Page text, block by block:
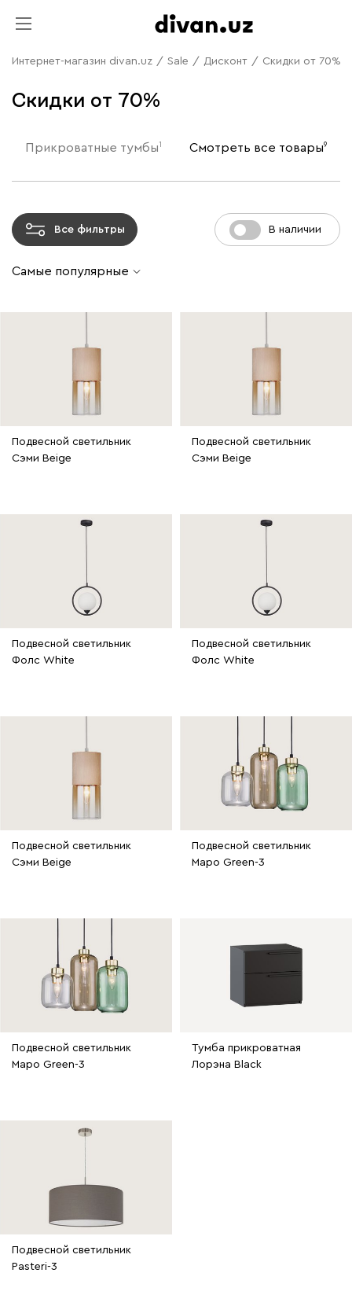
Интернет-магазин divan.uz / Sale / Дисконт / Скидки от 70%
Скидки от 70%
Прикроватные тумбы 1 Смотреть все товары9
Все фильтры В наличии
Самые популярные
Подвесной светильник
Сэми Beige
Подвесной светильник
Сэми Beige
Подвесной светильник
Фолс White
Подвесной светильник
Фолс White
Подвесной светильник
Сэми Beige
Подвесной светильник
Маро Green-3
Подвесной светильник
Маро Green-3
Тумба прикроватная
Лорэна Black
Подвесной светильник
Pasteri-3